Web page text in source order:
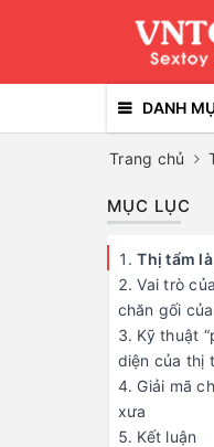
DANH
Trang chủ
MỤC LỤC
Thị tẩm
Vai trò
chăn gối
Kỹ thuật
diện của thị
Giải mã
xưa
Kết luận